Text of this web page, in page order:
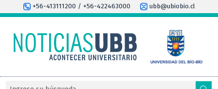
+56-413111200 / +56-422463000 ubb@ubiobio.cl